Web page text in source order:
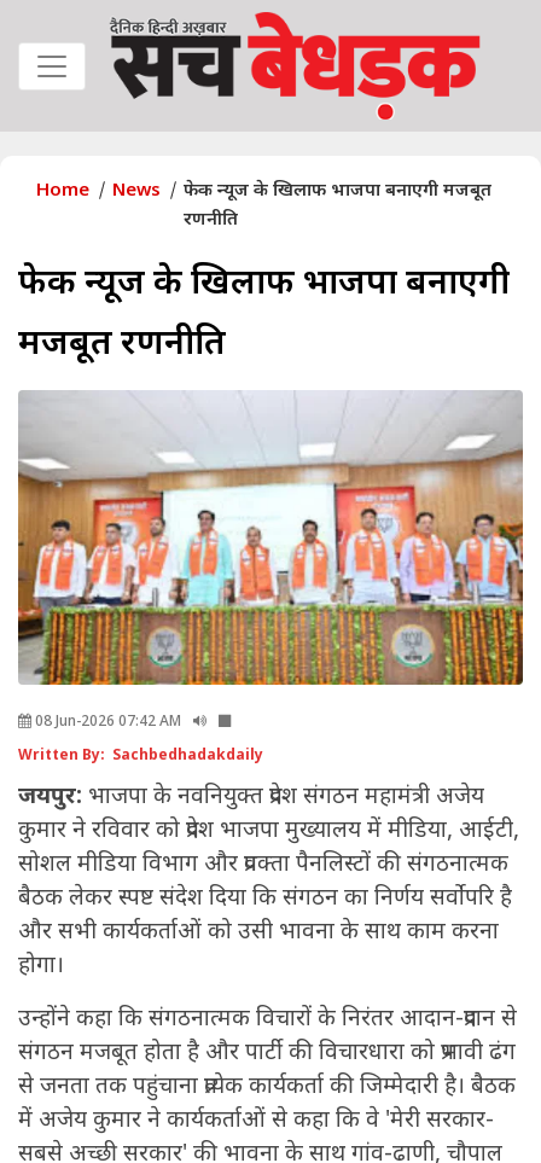
Home News
फेक न्यूज के खिलाफ भाजपा बनाएगी मजबूत
रणनीति
फेक न्यूज के खिलाफ भाजपा बनाएगी
मजबूत रणनीति
08 Jun-2026 07:42 AM
Written By: Sachbedhadakdaily
जयपुर: भाजपा के नवनियुक्त प्रदेश संगठन महामंत्री अजेय
कुमार ने रविवार को प्रदेश भाजपा मुख्यालय में मीडिया, आईटी,
सोशल मीडिया विभाग और प्रवक्ता पैनलिस्टों की संगठनात्मक
बैठक लेकर स्पष्ट संदेश दिया कि संगठन का निर्णय सर्वोपरि है
और सभी कार्यकर्ताओं को उसी भावना के साथ काम करना
होगा।
उन्होंने कहा कि संगठनात्मक विचारों के निरंतर आदान-प्रदान से
संगठन मजबूत होता है और पार्टी की विचारधारा को प्रभावी ढंग
से जनता तक पहुंचाना प्रत्येक कार्यकर्ता की जिम्मेदारी है। बैठक
में अजेय कुमार ने कार्यकर्ताओं से कहा कि वे 'मेरी सरकार-
सबसे अच्छी सरकार' की भावना के साथ गांव-ढाणी, चौपाल